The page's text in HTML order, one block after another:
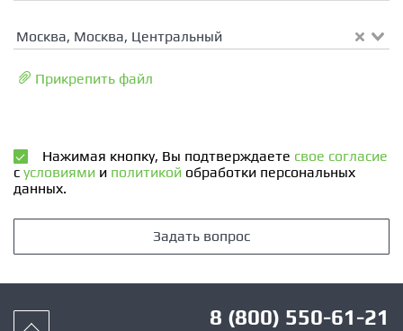
Москва, Москва, Центральный
Прикрепить файл
Нажимая кнопку, Вы подтверждаете свое согласие
с условиями и политикой обработки персональных
данных.
Задать вопрос
8 (800) 550-61-21